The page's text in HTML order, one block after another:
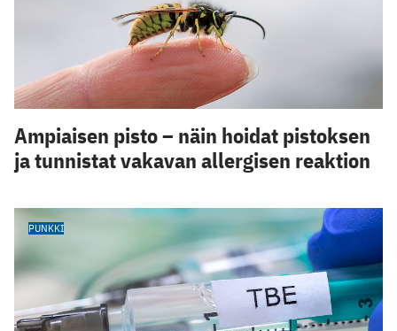
Ampiaisen pisto – näin hoidat pistoksen
ja tunnistat vakavan allergisen reaktion
PUNKKI